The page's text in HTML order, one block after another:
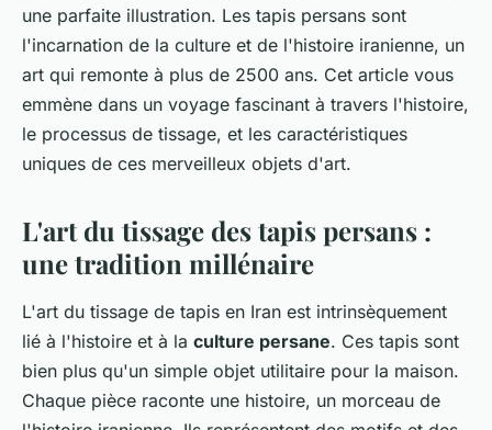
Antonin•27 juin 2024•6 min de lecture
une parfaite illustration. Les tapis persans sont
l'incarnation de la culture et de l'histoire iranienne, un
art qui remonte à plus de 2500 ans. Cet article vous
emmène dans un voyage fascinant à travers l'histoire,
le processus de tissage, et les caractéristiques
uniques de ces merveilleux objets d'art.
L'art du tissage des tapis persans :
une tradition millénaire
L'art du tissage de tapis en Iran est intrinsèquement
lié à l'histoire et à la culture persane. Ces tapis sont
bien plus qu'un simple objet utilitaire pour la maison.
Chaque pièce raconte une histoire, un morceau de